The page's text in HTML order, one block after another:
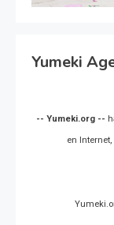
Yumeki
-- Yumeki.org --
en